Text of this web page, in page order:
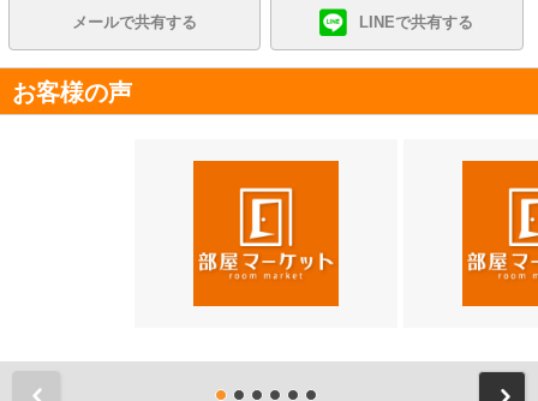
メールで共有する LINEで共有する
お客様の声